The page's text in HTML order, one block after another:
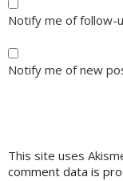
Notify me of follow-
Notify me of new
This site uses
comment data is